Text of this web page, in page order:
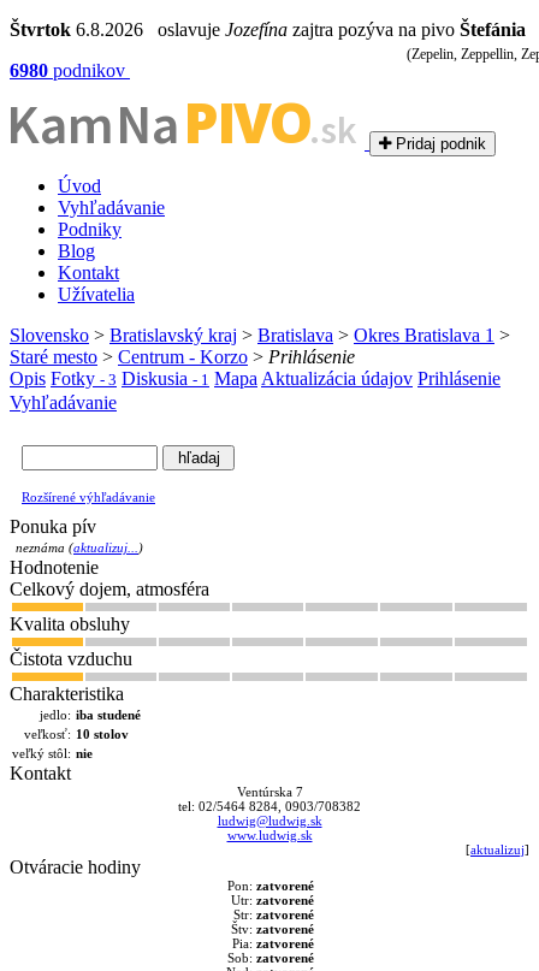
Štvrtok 6.8.2026 oslavuje Jozefína zajtra pozýva na pivo Štefánia
6980 podnikov
Kam NaPIVO.sk Pridaj podnik
Úvod
Vyhľadávanie
Podniky
Blog
Kontakt
Užívatelia
Slovensko > Bratislavský kraj > Bratislava > Okres Bratislava 1 >
Staré mesto > Centrum - Korzo > Prihlásenie
Opis Fotky - 3 Diskusia - 1 Mapa Aktualizácia údajov Prihlásenie
Vyhľadávanie
Rozšírené výhľadávanie
Ponuka pív
neznáma (aktualizuj... )
Hodnotenie
Celkový dojem, atmosféra
Kvalita obsluhy
Čistota vzduchu
Charakteristika
jedlo: iba studené
veľkosť: 10 stolov
veľký stôl: nie
Kontakt
Ventúrska 7
tel: 02/5464 8284, 0903/708382
ludwig@ludwig.sk
www.ludwig.sk
[aktualizuj]
Otváracie hodiny
Pon: zatvorené
Utr: zatvorené
Str: zatvorené
Štv: zatvorené
Pia: zatvorené
Sob: zatvorené
(Zepelin, Zeppellin,